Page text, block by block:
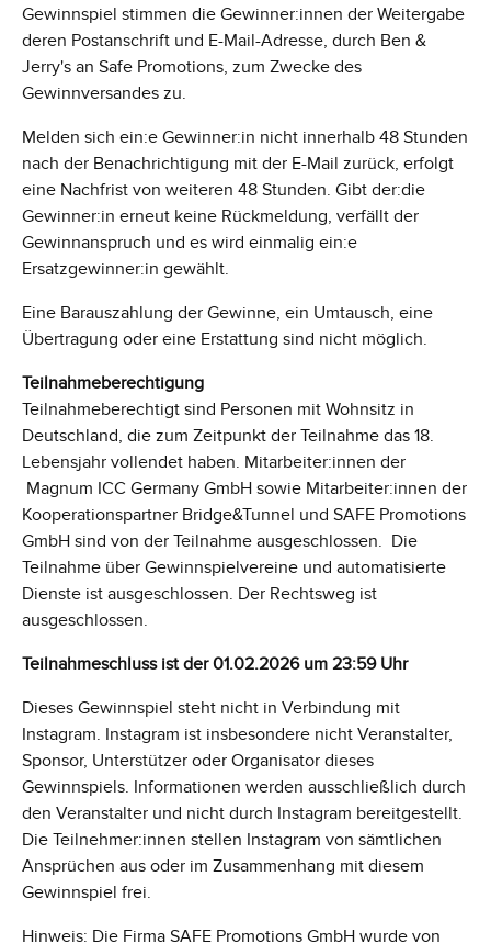
Gewinnspiel stimmen die Gewinner:innen der Weitergabe
deren Postanschrift und E-Mail-Adresse, durch Ben &
Jerry's an Safe Promotions, zum Zwecke des
Gewinnversandes zu.
Melden sich ein:e Gewinner:in nicht innerhalb 48 Stunden
nach der Benachrichtigung mit der E-Mail zurück, erfolgt
eine Nachfrist von weiteren 48 Stunden. Gibt der:die
Gewinner:in erneut keine Rückmeldung, verfällt der
Gewinnanspruch und es wird einmalig ein:e
Ersatzgewinner:in gewählt.
Eine Barauszahlung der Gewinne, ein Umtausch, eine
Übertragung oder eine Erstattung sind nicht möglich.
Teilnahmeberechtigung
Teilnahmeberechtigt sind Personen mit Wohnsitz in
Deutschland, die zum Zeitpunkt der Teilnahme das 18.
Lebensjahr vollendet haben. Mitarbeiter:innen der
Magnum ICC Germany GmbH sowie Mitarbeiter:innen der
Kooperationspartner Bridge&Tunnel und SAFE Promotions
GmbH sind von der Teilnahme ausgeschlossen. Die
Teilnahme über Gewinnspielvereine und automatisierte
Dienste ist ausgeschlossen. Der Rechtsweg ist
ausgeschlossen.
Teilnahmeschluss ist der 01.02.2026 um 23:59 Uhr
Dieses Gewinnspiel steht nicht in Verbindung mit
Instagram. Instagram ist insbesondere nicht Veranstalter,
Sponsor, Unterstützer oder Organisator dieses
Gewinnspiels. Informationen werden ausschließlich durch
den Veranstalter und nicht durch Instagram bereitgestellt.
Die Teilnehmer:innen stellen Instagram von sämtlichen
Ansprüchen aus oder im Zusammenhang mit diesem
Gewinnspiel frei.
Hinweis: Die Firma SAFE Promotions GmbH wurde von